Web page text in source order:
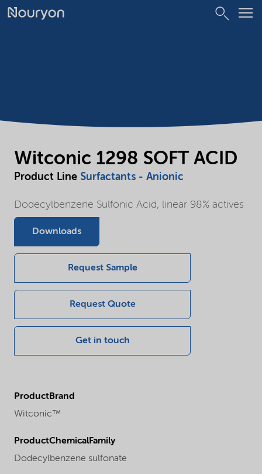
Witconic 1298 SOFT ACID
Product Line Surfactants - Anionic
Dodecylbenzene Sulfonic Acid, linear 98% actives
Downloads
Request Sample
Request Quote
Get in touch
ProductBrand
Witconic™
ProductChemicalFamily
Dodecylbenzene sulfonate